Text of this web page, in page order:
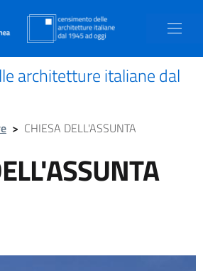
architetture italiane dal
> CHIESA DELL'ASSUNTA